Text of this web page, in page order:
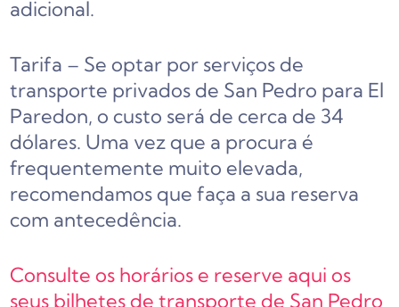
adicional.
Tarifa – Se optar por serviços de
transporte privados de San Pedro para El
Paredon, o custo será de cerca de 34
dólares. Uma vez que a procura é
frequentemente muito elevada,
recomendamos que faça a sua reserva
com antecedência.
Consulte os horários e reserve aqui os
seus bilhetes de transporte de San Pedro